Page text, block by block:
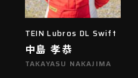
TEIN Lubros DL Swift
中島 孝恭
TAKAYASU NAKAJIMA